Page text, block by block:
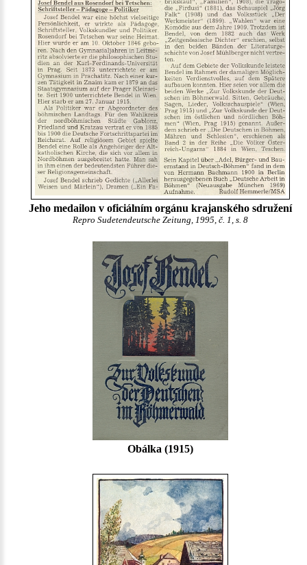
Jeho medailon v oficiálním orgánu krajanského sdružení
Repro Sudetendeutsche Zeitung, 1995, č. 1, s. 8
Obálka (1915)